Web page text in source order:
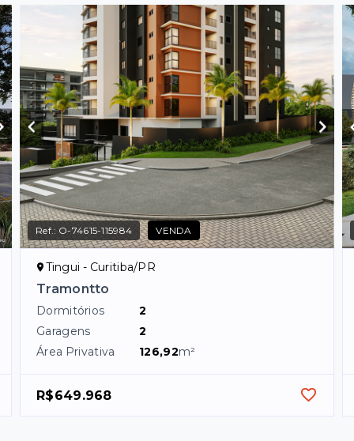
Ref.: O-74615-115984 VENDA
Tingui - Curitiba/PR
Tramontto
Dormitórios
2
Garagens
2
Área Privativa
126,92m²
R$649.968